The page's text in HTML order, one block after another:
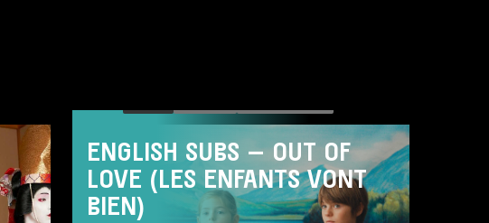
ENGLISH SUBS – OUT OF
LOVE (LES ENFANTS VONT
BIEN)